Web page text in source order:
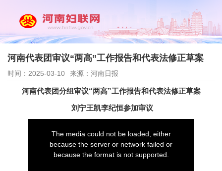
河南代表团审议“两高”工作报告和代表法修正草案
时间：2025-03-10 来源：河南日报
河南代表团分组审议“两高”工作报告和代表法修正草案
刘宁王凯李纪恒参加审议